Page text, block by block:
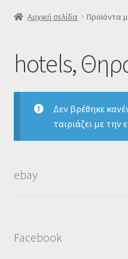
SLIDER
Επιβεβαίωση εγγραφής
Επικοινωνία
Καλάθι
Ο λογαριασμός μου
Αρχική σελίδα Προϊόντα
hotels,
Δεν βρέθηκε
ταιριάζει με την
ebay
Facebook